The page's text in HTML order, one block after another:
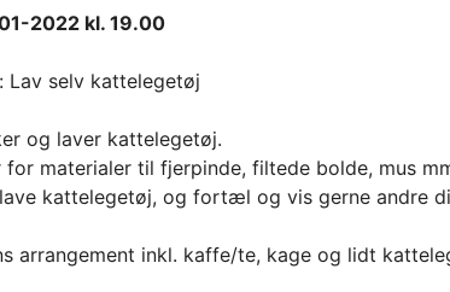
2022 kl. 19.00
Lav selv kattelegetøj
og laver kattelegetøj.
for materialer til fjerpinde, filtede bolde, mus
kattelegetøj, og fortæl og vis gerne andre
arrangement inkl. kaffe/te, kage og lidt